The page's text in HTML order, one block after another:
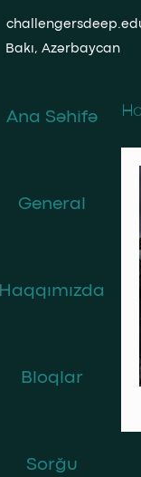
Bakı, Azərbaycan
Ana Səhifə
General
Haqqımızda
Bloqlar
Sorğu